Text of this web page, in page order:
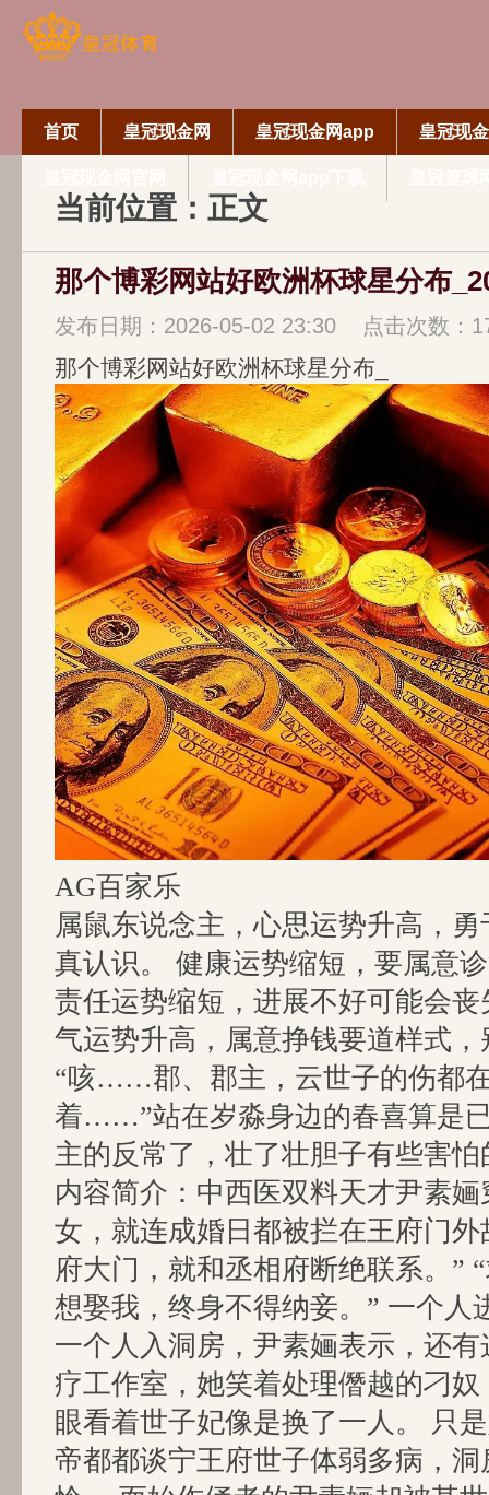
首页 皇冠现金网 皇冠现金网app 皇冠现
当前位置：正文
发布日期：2026-05-02 23:30 点击次数：
那个博彩网站好欧洲杯球星分布_
AG百家乐
属鼠东说念主，心思运势升高，
真认识。 健康运势缩短，要属意
责任运势缩短，进展不好可能会
气运势升高，属意挣钱要道样式，
“咳……郡、郡主，云世子的伤都
着……”站在岁淼身边的春喜算是
主的反常了，壮了壮胆子有些害怕
内容简介：中西医双料天才尹素
女，就连成婚日都被拦在王府门
府大门，就和丞相府断绝联系。”
想娶我，终身不得纳妾。” 一个人
一个人入洞房，尹素婳表示，还
疗工作室，她笑着处理僭越的刁
眼看着世子妃像是换了一人。 只
帝都都谈宁王府世子体弱多病，